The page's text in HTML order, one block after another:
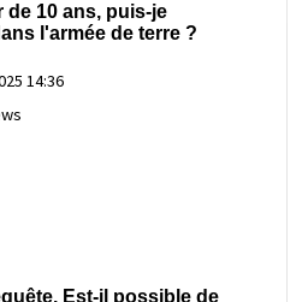
de 10 ans, puis-je
l'armée de terre ?
14:36
Est-il possible de